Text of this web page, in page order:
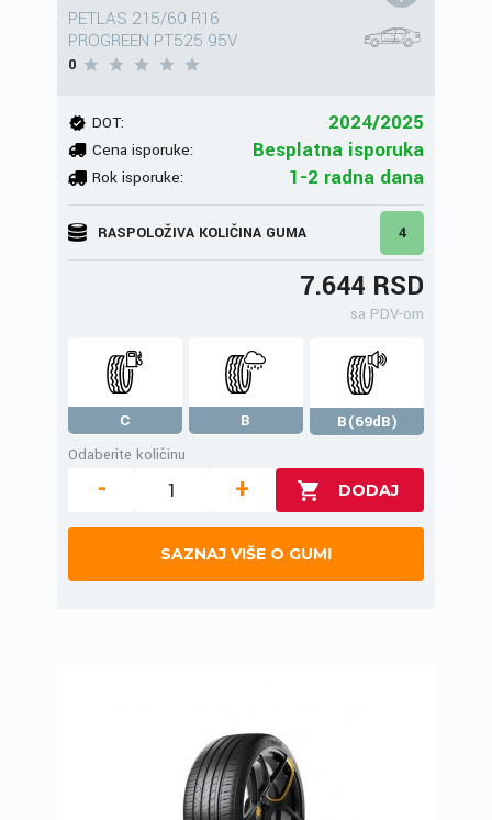
PETLAS 215/60 R16
PROGREEN PT525 95V
0
DOT: 2024/2025
Cena isporuke: Besplatna isporuka
Rok isporuke: 1-2 radna dana
RASPOLOŽIVA KOLIČINA GUMA 4
7.644 RSD
sa PDV-om
C B
B(69dB)
Odaberite količinu
- +
SAZNAJ VIŠE O GUMI